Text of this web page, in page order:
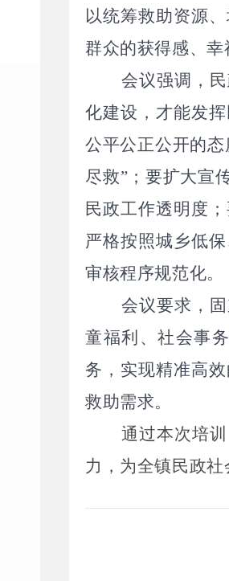
以统筹救助资源
群众的获得感、
会议强调，
化建设，才能发
公平公正公开的
尽救” ；要扩大宣
民政工作透明度
严格按照城乡低
审核程序规范化。
会议要求，
童福利、社会事
务，实现精准高
救助需求。
通过本次培
力，为全镇民政